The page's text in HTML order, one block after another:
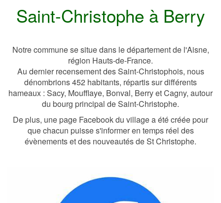
Saint-Christophe à Berry
Notre commune se situe dans le département de l'Aisne,
région Hauts-de-France.
Au dernier recensement des Saint-Christophois, nous
dénombrions 452 habitants, répartis sur différents
hameaux : Sacy, Moufflaye, Bonval, Berry et Cagny, autour
du bourg principal de Saint-Christophe.
De plus, une page Facebook du village a été créée pour
que chacun puisse s'informer en temps réel des
évènements et des nouveautés de St Christophe.